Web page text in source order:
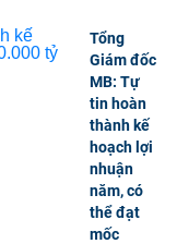
Tổng
Giám đốc
MB: Tự
tin hoàn
thành kế
hoạch lợi
nhuận
năm, có
thể đạt
mốc